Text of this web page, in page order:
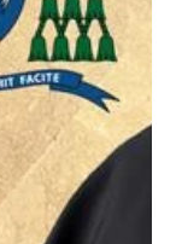
para honrar a
público por
párroco de la
custodia durante
el centro de Denver.
y… ¿himnos? Quizá
de sábado en el